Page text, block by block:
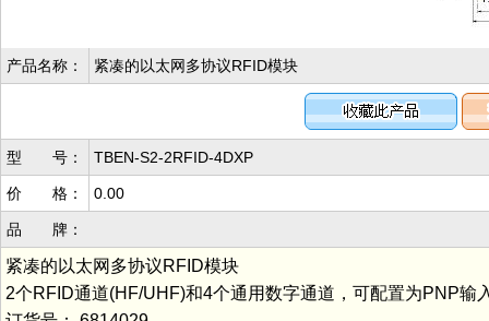
产品名称： 紧凑的以太网多协议RFID模块
型 号： TBEN-S2-2RFID-4DXP
价 格： 0.00
品 牌：
紧凑的以太网多协议RFID模块
2个RFID通道(HF/UHF)和4个通用数字通道，可配置为PNP输